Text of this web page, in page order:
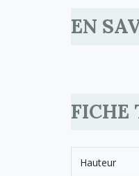
EN
FICHE
Hauteur